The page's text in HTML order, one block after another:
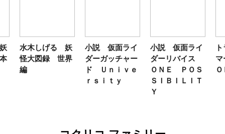
しげる 妖
図録 世界
小説 仮面ライ
ダーガッチャー
ド Ｕｎｉｖｅ
ｒｓｉｔｙ
小説 仮面ライ
ダーリバイス
ＯＮＥ ＰＯＳ
ＳＩＢＩＬＩＴ
トランス
マーＦＡ
ＯＫ２０